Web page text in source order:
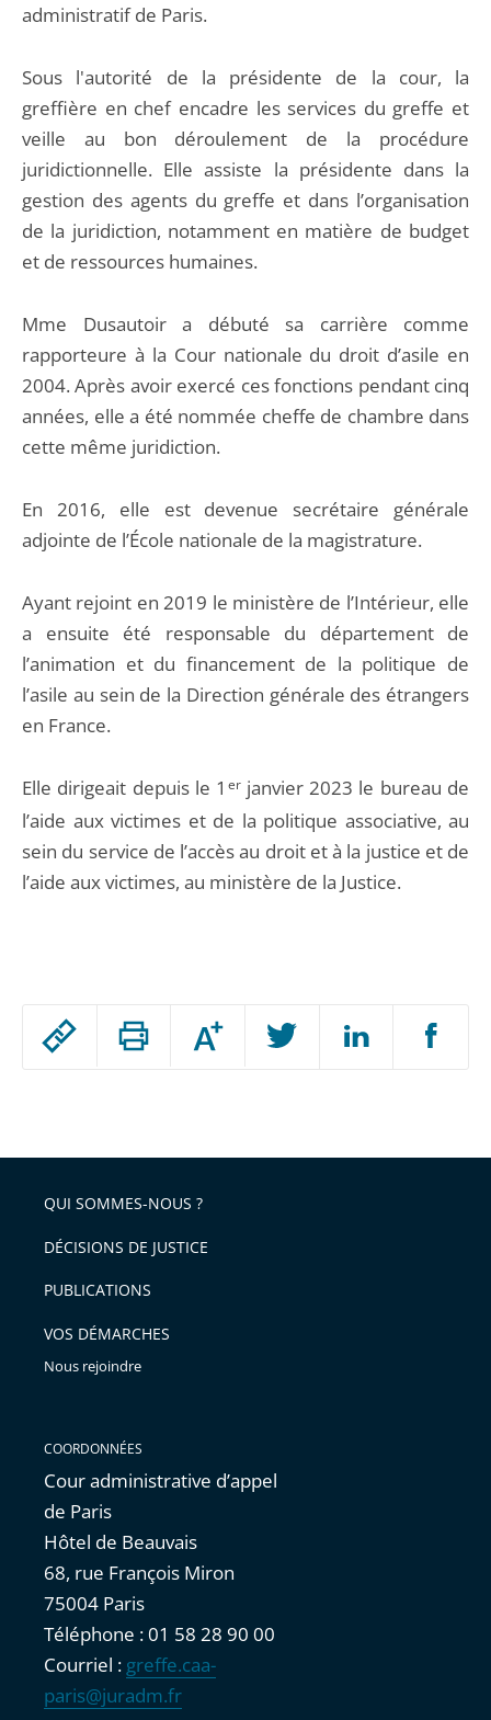
Passer
arriver
Augmenter
ou
l'article
pour
avant
administratif de Paris.
Sous l'autorité de la présidente de la cour, la
greffière en chef encadre les services du greffe et
veille au bon déroulement de la procédure
juridictionnelle. Elle assiste la présidente dans la
gestion des agents du greffe et dans l’organisation
de la juridiction, notamment en matière de budget
et de ressources humaines.
Mme Dusautoir a débuté sa carrière comme
rapporteure à la Cour nationale du droit d’asile en
2004. Après avoir exercé ces fonctions pendant cinq
années, elle a été nommée cheffe de chambre dans
cette même juridiction.
En 2016, elle est devenue secrétaire générale
adjointe de l’École nationale de la magistrature.
Ayant rejoint en 2019 le ministère de l’Intérieur, elle
a ensuite été responsable du département de
l’animation et du financement de la politique de
l’asile au sein de la Direction générale des étrangers
en France.
Elle dirigeait depuis le 1 erjanvier 2023 le bureau de
l’aide aux victimes et de la politique associative, au
sein du service de l’accès au droit et à la justice et de
l’aide aux victimes, au ministère de la Justice.
QUI SOMMES-NOUS ?
DÉCISIONS DE JUSTICE
PUBLICATIONS
VOS DÉMARCHES
Nous rejoindre
COORDONNÉES
Cour administrative d’appel
de Paris
Hôtel de Beauvais
68, rue François Miron
75004 Paris
Téléphone : 01 58 28 90 00
Courriel : greffe.caa-
paris@juradm.fr